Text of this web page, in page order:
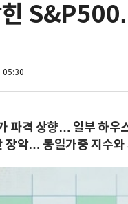
05:30
파격 상향… 일부 하우
장악… 동일가중 지수와